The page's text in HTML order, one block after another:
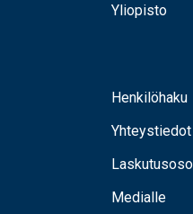
Yliopisto
Henkilöhaku
Yhteystiedot
Medialle